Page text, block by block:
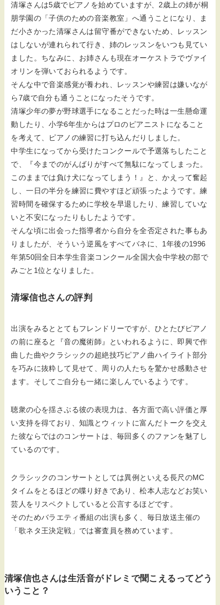
清塚さんは5歳でピアノを始めていますが、2歳上の姉が桐
朋学園の「子供のための音楽教室」へ通うことになり、ま
だ小さかった清塚さんは留守番ができないため、レッスン
はしないが連れられて行き、姉のレッスンをいつも見てい
ました。ちなみに、お姉さんも現在オーケストラでヴァイ
オリンを弾いておられるようです。
そんな中で音楽感覚が養われ、レッスンや練習は嫌いなが
ら7歳で自分も通うことになったそうです。
清塚少年の夢が野球選手になることだった時は一生懸命運
動したり、小学6年生からはプロのピアニストになること
を考えて、ピアノの練習に打ち込んだりしました。
中学生になってから受けたコンクールで予選落ちしたこと
で、『今までのがんばりがすべて無駄になってしまった。
このままでは負け犬になってしまう！』と、かえって奮起
し、一日の半分を練習に費やすほど頑張ったようです。練
習時間を確保するために学校を早退したり、練習していな
いと不安になったりもしたようです。
そんな頃に出会った指導者から自分を全否定された事もあ
りましたが、そういう逆風をすべてバネに、1年後の1996
年第50回全日本学生音楽コンクール全国大会中学校の部で
みごと1位となりました。
清塚信也さんの評判
出演をみるととてもフレンドリーですが、ひとたびピアノ
の前に座ると『音の魔術師』といわれるように、即興で作
曲した曲やクラシックの超絶技巧ピアノ曲ハイライト部分
を巧みに抜粋して見せて、周りの人たちを驚かせ感動させ
ます。そしてご自分も一緒に楽しんでいるようです。
聴衆の心を揺さぶる彼の表現力は、各方面で高い評価と厚
い支持を得ており、知識とウィットに富んだトークを交え
た彼ならではのコンサートは、毎回多くのファンを魅了し
ているのです。
クラシックのコンサートとしては異例といえる長尺のMC
タイムをとるほどの喋り好きであり、松本人志などお笑い
芸人をリスペクトしていると公言するほどです。
そのためバラエティ番組の出演も多く、毎日放送主催の
「歌ネタ王決定戦」では審査員を務めています。
清塚信也さんは生活音がドレミで聞こえるってどう
いうこと？